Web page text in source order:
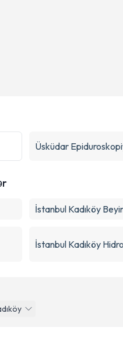
Üsküdar
İstanbul Kadıköy
İstanbul Kadıköy